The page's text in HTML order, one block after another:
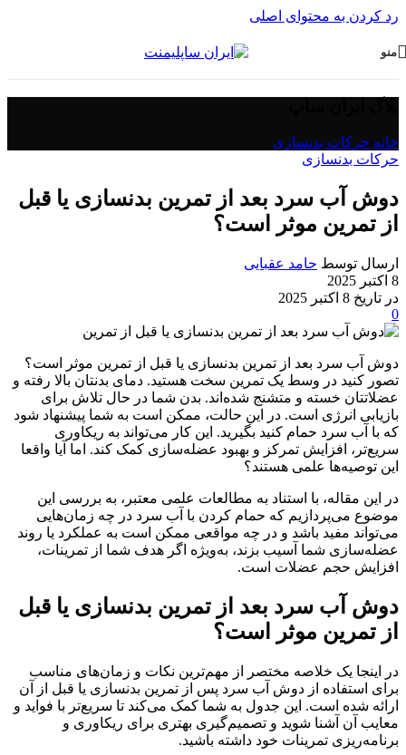
رد کردن به محتوای اصلی
منو
خانه حرکات بدنسازی
حرکات بدنسازی
دوش آب سرد بعد از تمرین بدنسازی یا قبل
از تمرین موثر است؟
ارسال توسط حامد عقبایی
8 اکتبر 2025
در تاریخ 8 اکتبر 2025
0
دوش آب سرد بعد از تمرین بدنسازی یا قبل از تمرین موثر است؟
تصور کنید در وسط یک تمرین سخت هستید. دمای بدنتان بالا رفته و
عضلاتتان خسته و متشنج شده‌اند. بدن شما در حال تلاش برای
بازیابی انرژی است. در این حالت، ممکن است به شما پیشنهاد شود
که با آب سرد حمام کنید بگیرید. این کار می‌تواند به ریکاوری
سریع‌تر، افزایش تمرکز و بهبود عضله‌سازی کمک کند. اما آیا واقعا
این توصیه‌ها علمی هستند؟
در این مقاله، با استناد به مطالعات علمی معتبر، به بررسی این
موضوع می‌پردازیم که حمام کردن با آب سرد در چه زمان‌هایی
می‌تواند مفید باشد و در چه مواقعی ممکن است به عملکرد یا روند
عضله‌سازی شما آسیب بزند، به‌ویژه اگر هدف شما از تمرینات،
افزایش حجم عضلات است.
دوش آب سرد بعد از تمرین بدنسازی یا قبل
از تمرین موثر است؟
در اینجا یک خلاصه مختصر از مهم‌ترین نکات و زمان‌های مناسب
برای استفاده از دوش آب سرد پس از تمرین بدنسازی یا قبل از آن
ارائه شده است. این جدول به شما کمک می‌کند تا سریع‌تر با فواید و
معایب آن آشنا شوید و تصمیم‌گیری بهتری برای ریکاوری و
برنامه‌ریزی تمرینات خود داشته باشید.